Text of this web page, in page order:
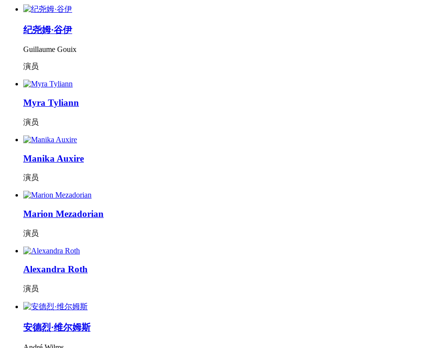
纪尧姆·谷伊
Guillaume Gouix
演员
Myra Tyliann
演员
Manika Auxire
演员
Marion Mezadorian
演员
Alexandra Roth
演员
安德烈·维尔姆斯